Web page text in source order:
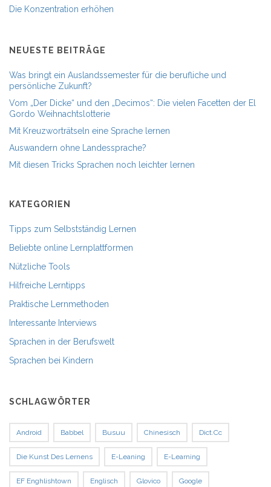
Die Konzentration erhöhen
NEUESTE BEITRÄGE
Was bringt ein Auslandssemester für die berufliche und
persönliche Zukunft?
Vom „Der Dicke“ und den „Decimos“: Die vielen Facetten der El
Gordo Weihnachtslotterie
Mit Kreuzworträtseln eine Sprache lernen
Auswandern ohne Landessprache?
Mit diesen Tricks Sprachen noch leichter lernen
KATEGORIEN
Tipps zum Selbstständig Lernen
Beliebte online Lernplattformen
Nützliche Tools
Hilfreiche Lerntipps
Praktische Lernmethoden
Interessante Interviews
Sprachen in der Berufswelt
Sprachen bei Kindern
SCHLAGWÖRTER
Android Babbel Busuu Chinesisch Dict.cc
Die Kunst Des Lernens E-Leaning E-Learning
EF Enghlishtown Englisch Glovico Google